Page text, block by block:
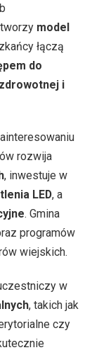
model
łączą
do
i
rozwija
, inwestuje w
LED, a
. Gmina
programów
wiejskich.
w
, takich jak
czy